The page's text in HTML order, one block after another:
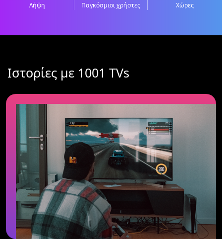
Λήψη Παγκόσμιοι χρήστες Χώρες
Ιστορίες με 1001 TVs